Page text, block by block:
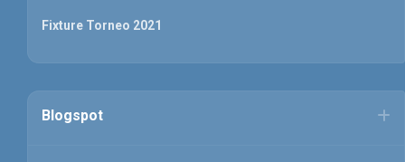
Fixture Torneo 2021
Blogspot